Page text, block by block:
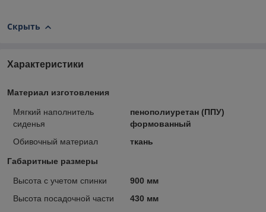
Скрыть
Характеристики
Материал изготовления
Мягкий наполнитель
сиденья
пенополиуретан (ППУ)
формованный
Обивочный материал
ткань
Габаритные размеры
Высота с учетом спинки
900 мм
Высота посадочной части
430 мм